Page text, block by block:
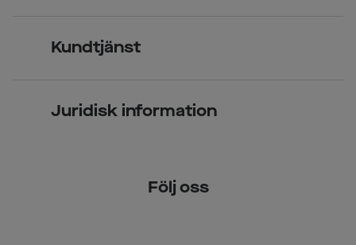
Kontaktlinser
Kundtjänst
Juridisk information
Följ oss